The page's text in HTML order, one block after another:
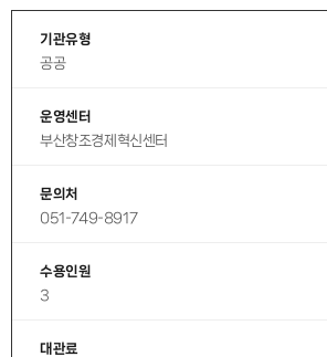
기관유형
공공
운영센터
부산창조경제혁신센터
문의처
051-749-8917
수용인원
3
대관료